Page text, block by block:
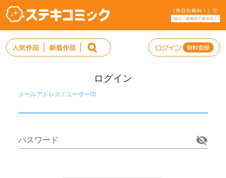
ログイン
メールアドレス / ユーザーID
パスワード